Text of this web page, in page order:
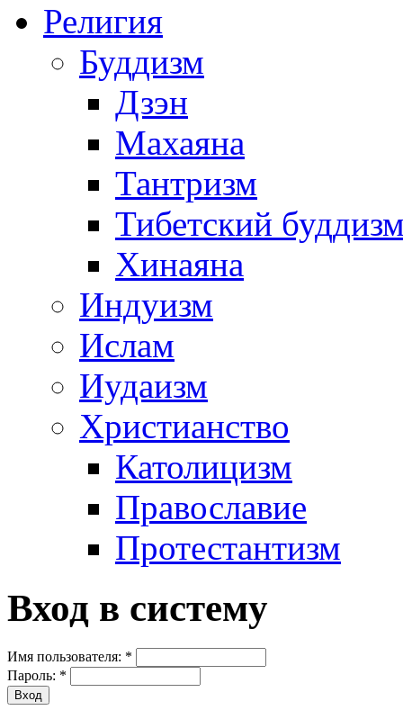
Религия
Буддизм
Дзэн
Махаяна
Тантризм
Тибетский
Хинаяна
Индуизм
Ислам
Иудаизм
Христианство
Католицизм
Православие
Протестантизм
Вход в систему
Имя пользователя: *
Пароль: *